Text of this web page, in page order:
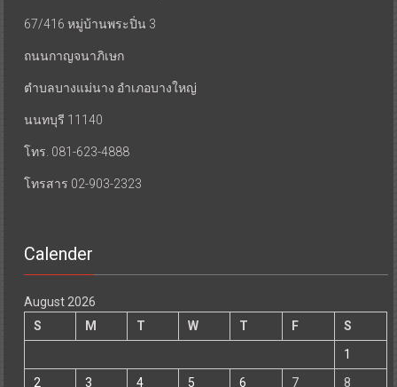
67/416 หมู่บ้านพระปิ่น 3
ถนนกาญจนาภิเษก
ตำบลบางแม่นาง อำเภอบางใหญ่
นนทบุรี 11140
โทร. 081-623-4888
โทรสาร 02-903-2323
Calender
August 2026
S
M T W T F
S
1
2
3 4 5 6 7 8